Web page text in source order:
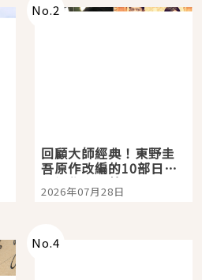
No.2
回顧大師經典！東野圭
吾原作改編的10部日本
影視作品推薦
2026年07月28日
No.4